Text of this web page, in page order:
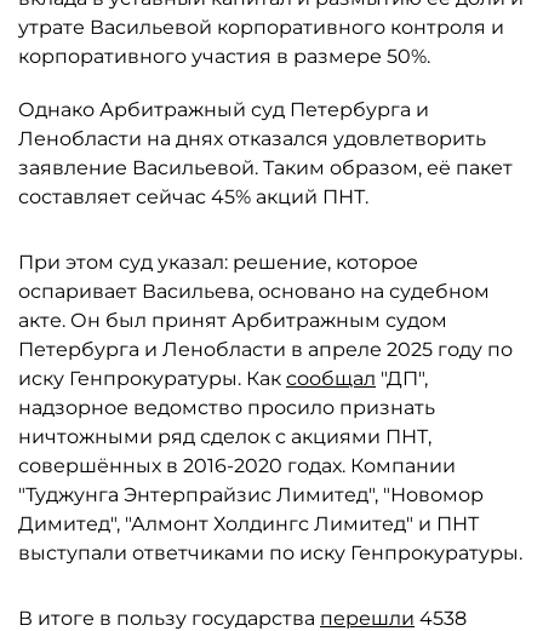
утрате Васильевой корпоративного контроля и
корпоративного участия в размере 50%.
Однако Арбитражный суд Петербурга и
Ленобласти на днях отказался удовлетворить
заявление Васильевой. Таким образом, её пакет
составляет сейчас 45% акций ПНТ.
При этом суд указал: решение, которое
оспаривает Васильева, основано на судебном
акте. Он был принят Арбитражным судом
Петербурга и Ленобласти в апреле 2025 году по
иску Генпрокуратуры. Как сообщал "ДП",
надзорное ведомство просило признать
ничтожными ряд сделок с акциями ПНТ,
совершённых в 2016-2020 годах. Компании
"Туджунга Энтерпрайзис Лимитед", "Новомор
Димитед", "Алмонт Холдингс Лимитед" и ПНТ
выступали ответчиками по иску Генпрокуратуры.
В итоге в пользу государства перешли 4538